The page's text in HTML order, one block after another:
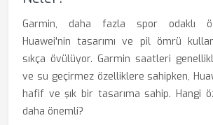
Garmin, daha fazla spor odaklı
Huawei'nin tasarımı ve pil ömrü
sıkça övülüyor. Garmin saatleri
ve su geçirmez özelliklere sahipken,
hafif ve şık bir tasarıma sahip. Hangi
daha önemli?